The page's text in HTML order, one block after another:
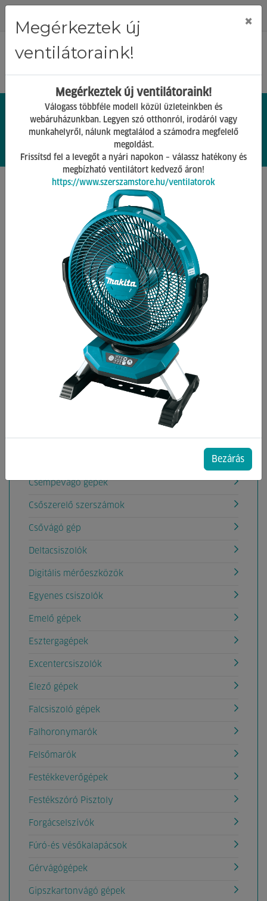
0 0.
Barkács Gépek
Lemezlyukasztó,-vágó gépek
Vissza
Kategóriák
Akkumulátoros rádiók
Aligátorfűrész gépek
Akkumulátoros Pumpák
Áramfejlesztők
Betoncsiszoló,Betonömörítő gépek
Betonkeverők
Csempevágó gépek
Csőszerelő szerszámok
Csővágó gép
Deltacsiszolók
Digitális mérőeszközök
Egyenes csiszolók
Emelő gépek
Esztergagépek
Excentercsiszolók
Élező gépek
Falcsiszoló gépek
Falhoronymarók
Felsőmarók
Festékkeverőgépek
Festékszóró Pisztoly
Forgácselszívók
Fúró-és vésőkalapácsok
Gérvágógépek
Gipszkartonvágó gépek
Megérkeztek új
ventilátoraink!
×
Megérkeztek új ventilátoraink!
Válogass többféle modell közül üzleteinkben és
webáruházunkban. Legyen szó otthonról, irodáról vagy
munkahelyről, nálunk megtalálod a számodra megfelelő
megoldást.
Frissítsd fel a levegőt a nyári napokon – válassz hatékony és
megbízható ventilátort kedvező áron!
https://www.szerszamstore.hu/ventilatorok
Bezárás